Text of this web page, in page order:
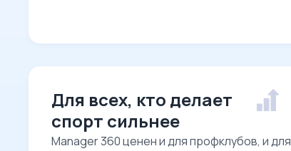
Для всех, кто делает
спорт сильнее
Manager 360 ценен и для профклубов, и для